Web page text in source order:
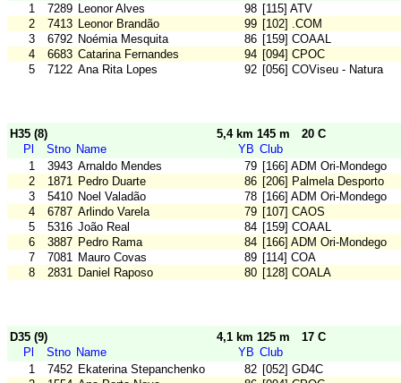
1
7289 Leonor Alves 98 [115] ATV
2
7413 Leonor Brandão 99 [102] .COM
3
6792 Noémia Mesquita 86 [159] COAAL
4
6683 Catarina Fernandes 94 [094] CPOC
5
7122 Ana Rita Lopes 92 [056] COViseu - Natura
H35 (8) 5,4 km 145 m
20 C
Pl
Stno Name YB Club
1
3943 Arnaldo Mendes 79 [166] ADM Ori-Mondego
2
1871 Pedro Duarte 86 [206] Palmela Desporto
3
5410 Noel Valadão 78 [166] ADM Ori-Mondego
4
6787 Arlindo Varela 79 [107] CAOS
5
5316 João Real 84 [159] COAAL
6
3887 Pedro Rama 84 [166] ADM Ori-Mondego
7
7081 Mauro Covas 89 [114] COA
8
2831 Daniel Raposo 80 [128] COALA
D35 (9) 4,1 km 125 m
17 C
Pl
Stno Name YB Club
1
7452 Ekaterina Stepanchenko 82 [052] GD4C